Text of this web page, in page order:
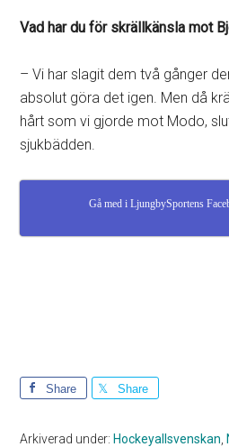
Vad har du för skrällkänsla mot
– Vi har slagit dem två gånger
absolut göra det igen. Men då
hårt som vi gjorde mot Modo,
sjukbädden.
Gå med i LjungbySportens
Share Share
Arkiverad under: Hockeyallsvenskan